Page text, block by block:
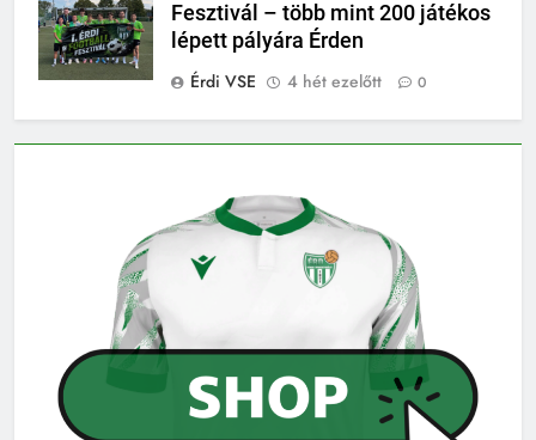
Fesztivál – több mint 200 játékos
lépett pályára Érden
Érdi VSE
4 hét ezelőtt 0